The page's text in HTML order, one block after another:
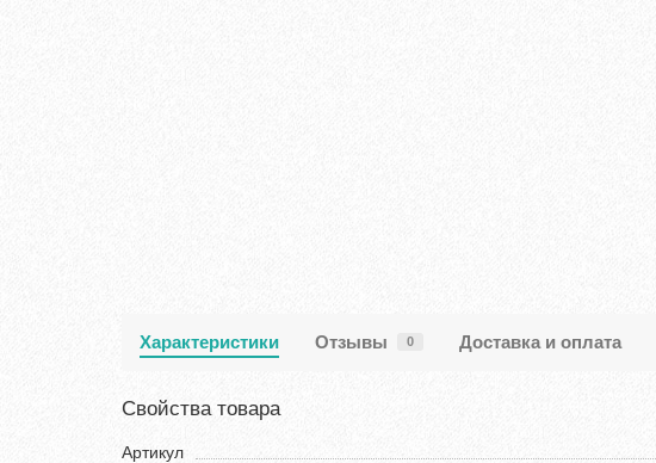
Характеристики Отзывы 0 Доставка и оплата
Свойства товара
Артикул